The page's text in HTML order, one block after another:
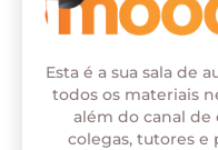
Esta é a sua sala de
todos os materiais
além do canal de
colegas, tutores e